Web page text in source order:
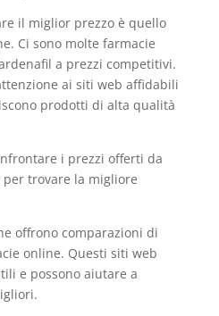
il miglior prezzo è quello
Ci sono molte farmacie
a prezzi competitivi.
ai siti web affidabili
prodotti di alta qualità
i prezzi offerti da
trovare la migliore
offrono comparazioni di
online. Questi siti web
e possono aiutare a